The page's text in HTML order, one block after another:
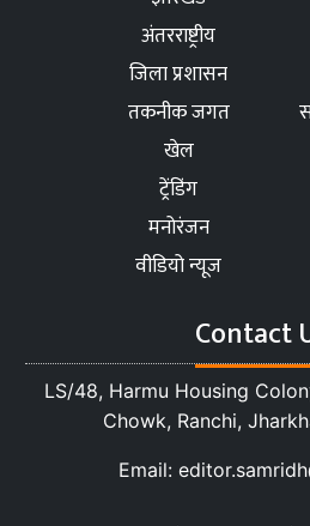
अंतरराष्ट्रीय
जिला प्रशासन
तकनीक जगत
खेल
ट्रेंडिंग
मनोरंजन
वीडियो न्यूज
Contact
LS/48, Harmu Housing
Chowk, Ranchi,
Email: